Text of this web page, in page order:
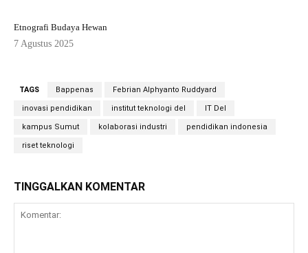
Etnografi Budaya Hewan
7 Agustus 2025
TAGS Bappenas Febrian Alphyanto Ruddyard
inovasi pendidikan institut teknologi del IT Del
kampus Sumut kolaborasi industri pendidikan indonesia
riset teknologi
TINGGALKAN KOMENTAR